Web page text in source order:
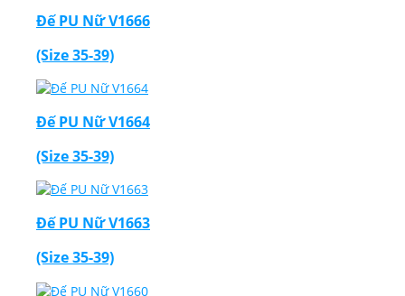
Đế PU Nữ V1666
(Size 35-39)
Đế PU Nữ V1664
(Size 35-39)
Đế PU Nữ V1663
(Size 35-39)